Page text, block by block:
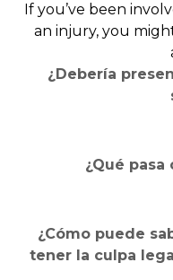
If you’ve been
an injury, you
¿Debería
¿Qué pasa
¿Cómo puede
tener la culpa